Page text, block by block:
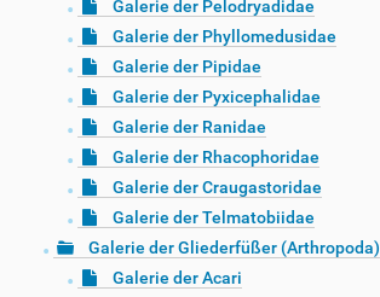
Galerie der Pelodryadidae
Galerie der Phyllomedusidae
Galerie der Pipidae
Galerie der Pyxicephalidae
Galerie der Ranidae
Galerie der Rhacophoridae
Galerie der Craugastoridae
Galerie der Telmatobiidae
Galerie der Gliederfüßer (Arthropoda)
Galerie der Acari